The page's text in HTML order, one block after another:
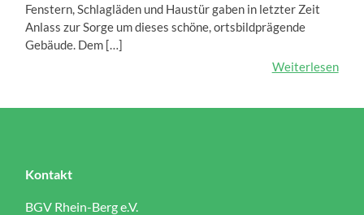
Fenstern, Schlagläden und Haustür gaben in letzter Zeit
Anlass zur Sorge um dieses schöne, ortsbildprägende
Gebäude. Dem […]
Weiterlesen
Kontakt
BGV Rhein-Berg e.V.